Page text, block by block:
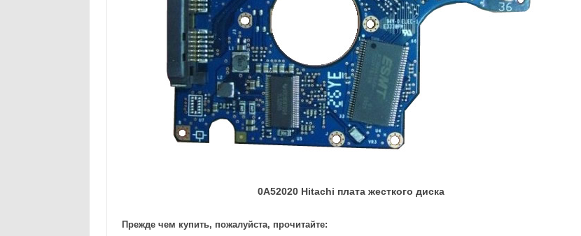
0A52020 Hitachi плата жесткого диска
Прежде чем купить, пожалуйста, прочитайте: